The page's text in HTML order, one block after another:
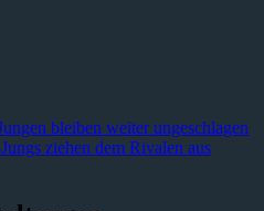
bleiben weiter ungeschlagen
ziehen dem Rivalen aus